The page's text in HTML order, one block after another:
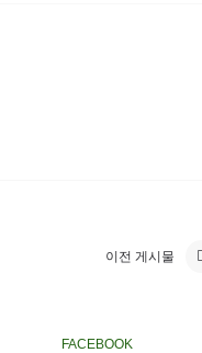
이전 게시물
FACEBOOK